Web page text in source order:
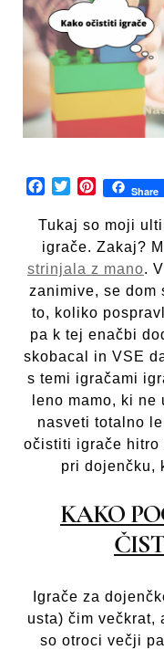
Facebook
TwitterPinterest
Share
Tukaj so moji
igrače. Zakaj?
strinjala z mano.
zanimive, se dom
to, koliko
pa k tej enačbi
skobacal in VSE
s temi igračami
leno mamo, ki
nasveti totalno
očistiti igrače hitro
pri dojenčku,
KAKO
Igrače za
usta) čim večkrat,
so otroci večji